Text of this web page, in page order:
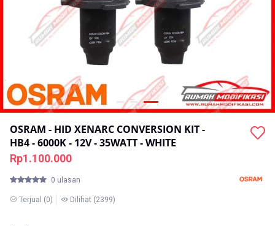
OSRAM - HID XENARC CONVERSION KIT -
HB4 - 6000K - 12V - 35WATT - WHITE
Rp1.100.000
0 ulasan
Terjual (0) Dilihat (2399)